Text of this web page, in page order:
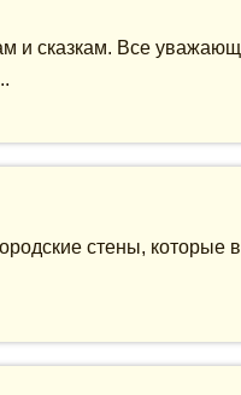
и сказкам. Все
стены,